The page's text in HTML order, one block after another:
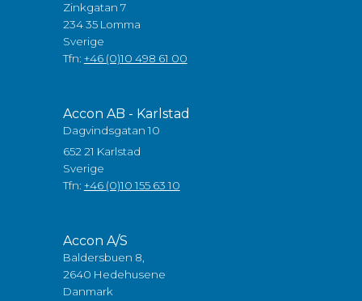
Zinkgatan 7
234 35 Lomma
Sverige
Tfn: +46 (0)10 498 61 00
Accon AB - Karlstad
Dagvindsgatan 10
652 21 Karlstad
Sverige
Tfn: +46 (0)10 155 63 10
Accon A/S
Baldersbuen 8,
2640 Hedehusene
Danmark